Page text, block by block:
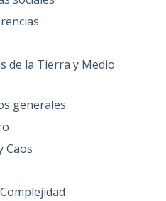
de la Tierra y Medio
generales
Caos